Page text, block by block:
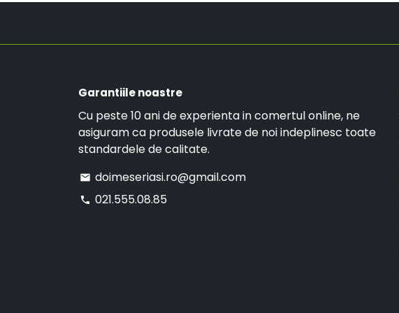
Garantiile noastre
Cu peste 10 ani de experienta in comertul online, ne
asiguram ca produsele livrate de noi indeplinesc toate
standardele de calitate.
email doimeseriasi.ro@gmail.com
phone 021.555.08.85